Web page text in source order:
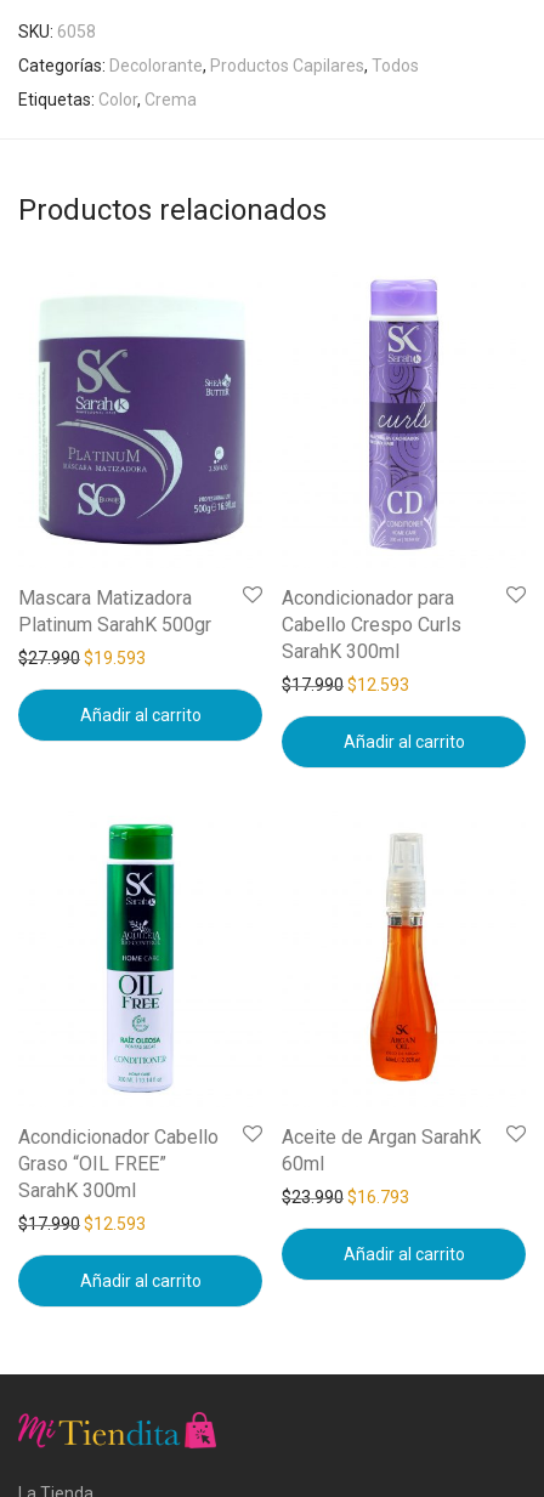
SKU: 6058
Categorías: Decolorante, Productos Capilares, Todos
Etiquetas: Color, Crema
Productos relacionados
Mascara Matizadora
Platinum SarahK 500gr
$27.990$19.593
Añadir al carrito
Acondicionador para
Cabello Crespo Curls
SarahK 300ml
$17.990$12.593
Añadir al carrito
Acondicionador Cabello
Graso “OIL FREE”
SarahK 300ml
$17.990$12.593
Añadir al carrito
Aceite de Argan SarahK
60ml
$23.990$16.793
Añadir al carrito
La Tienda